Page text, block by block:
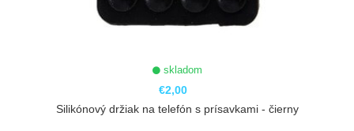
skladom
€2,00
Silikónový držiak na telefón s prísavkami - čierny